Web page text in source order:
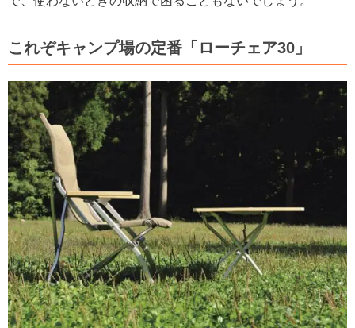
これぞキャンプ場の定番「ローチェア30」